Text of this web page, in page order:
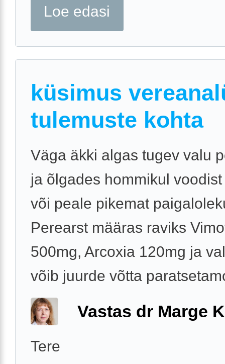
Loe edasi
küsimus
tulemuste kohta
Väga äkki algas tugev valu
ja õlgades hommikul
või peale pikemat
Perearst määras raviks
500mg, Arcoxia 120mg ja
võib juurde võtta
Vastas dr Marge
Tere